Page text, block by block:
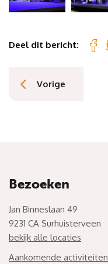
Deel dit bericht:
Vorige
Bezoeken
Jan Binneslaan 49
9231 CA Surhuisterveen
bekijk alle locaties
Aankomende activiteiten